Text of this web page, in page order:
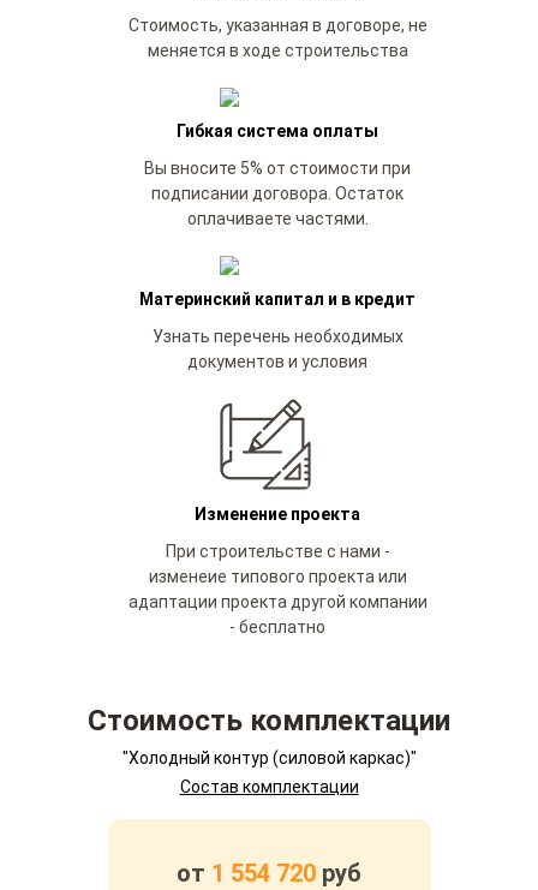
Стоимость, указанная в договоре, не
меняется в ходе строительства
Гибкая система оплаты
Вы вносите 5% от стоимости при
подписании договора. Остаток
оплачиваете частями.
Материнский капитал и в кредит
Узнать перечень необходимых
документов и условия
Изменение проекта
При строительстве с нами -
изменеие типового проекта или
адаптации проекта другой компании
- бесплатно
Стоимость комплектации
"Холодный контур (силовой каркас)"
Состав комплектации
от 1 554 720 руб